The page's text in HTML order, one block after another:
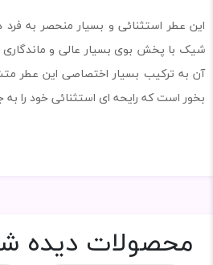
این عطر استثنائی و بسیار منحصر به
شیک با پخش بوی بسیار عالی و
آن به ترکیب بسیار اختصاصی این عطر
بخور است که رایحه ای استثنائی خود را
محصولات دیده